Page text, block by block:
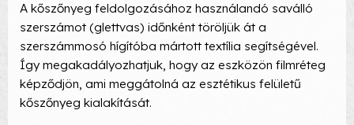
A kőszőnyeg feldolgozásához használandó saválló
szerszámot (glettvas) időnként töröljük át a
szerszámmosó hígítóba mártott textília segítségével.
Így megakadályozhatjuk, hogy az eszközön filmréteg
képződjön, ami meggátolná az esztétikus felületű
kőszőnyeg kialakítását.